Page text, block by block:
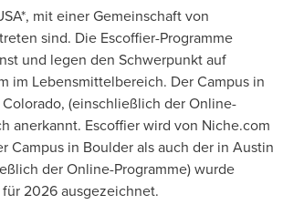
mit einer Gemeinschaft von
sind. Die Escoffier-Programme
und legen den Schwerpunkt auf
im Lebensmittelbereich. Der Campus in
(einschließlich der Online-
anerkannt. Escoffier wird von Niche.com
in Boulder als auch der in Austin
der Online-Programme) wurde
2026 ausgezeichnet.